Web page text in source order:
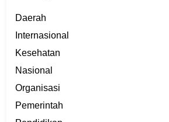
Daerah
Internasional
Kesehatan
Nasional
Organisasi
Pemerintah